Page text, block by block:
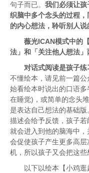
句子而已。 我们必须让孩
织脑中多个念头的过程
的内心想法，聆听别人说
薇光ICAN模式中的
法」和「关注他人想法」
对话式阅读是孩子
不懂绘本，请见前一篇公
始看绘本时说出的口语
在睡觉)，或简单的念头
是表达自己想法的基础
描述会给予反馈，孩子
就会进入到他的脑海中
会促使孩子产生更多高
机，所以孩子又会把这些
以下以绘本【小鸡逛